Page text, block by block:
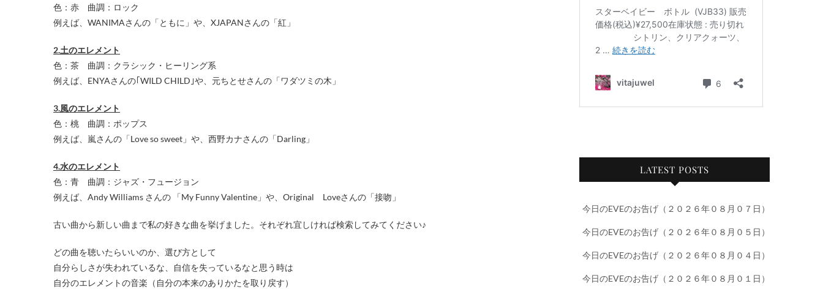
色：赤 曲調：ロック
例えば、WANIMAさんの「ともに」や、XJAPANさんの「紅」
2.土のエレメント
色：茶 曲調：クラシック・ヒーリング系
例えば、ENYAさんの｢WILD CHILD｣や、元ちとせさんの「ワダツミの木」
3.風のエレメント
色：桃 曲調：ポップス
例えば、嵐さんの「Love so sweet」や、西野カナさんの「Darling」
4.水のエレメント
色：青 曲調：ジャズ・フュージョン
例えば、Andy Williams さんの 「My Funny Valentine」や、Original Loveさんの「接吻」
古い曲から新しい曲まで私の好きな曲を挙げました。それぞれ宜しければ検索してみてください♪
どの曲を聴いたらいいのか、選び方として
自分らしさが失われているな、自信を失っているなと思う時は
自分のエレメントの音楽（自分の本来のありかたを取り戻す）
LATEST POSTS
今日のEVEのお告げ（２０２６年０８月０７日）
今日のEVEのお告げ（２０２６年０８月０５日）
今日のEVEのお告げ（２０２６年０８月０４日）
今日のEVEのお告げ（２０２６年０８月０１日）